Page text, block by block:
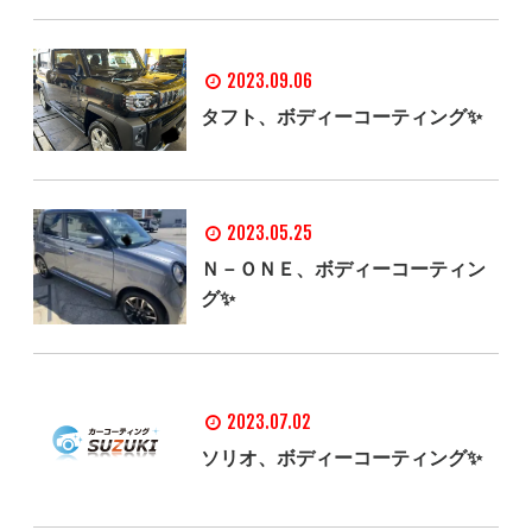
2023.09.06
タフト、ボディーコーティング✨
2023.05.25
Ｎ－ＯＮＥ、ボディーコーティン
グ✨
2023.07.02
ソリオ、ボディーコーティング✨